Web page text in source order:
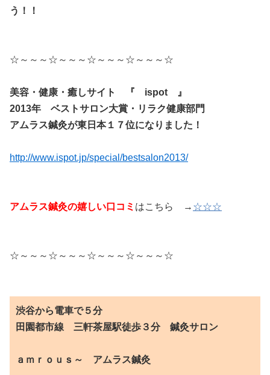
う！！
☆～～～☆～～～☆～～～☆～～～☆
美容・健康・癒しサイト 『 ispot 』
2013年 ベストサロン大賞・リラク健康部門
アムラス鍼灸が東日本１７位になりました！
http://www.ispot.jp/special/bestsalon2013/
アムラス鍼灸の嬉しい口コミ はこちら → ☆☆☆
☆～～～☆～～～☆～～～☆～～～☆
渋谷から電車で５分
田園都市線 三軒茶屋駅徒歩３分 鍼灸サロン
ａｍｒｏｕｓ～ アムラス鍼灸